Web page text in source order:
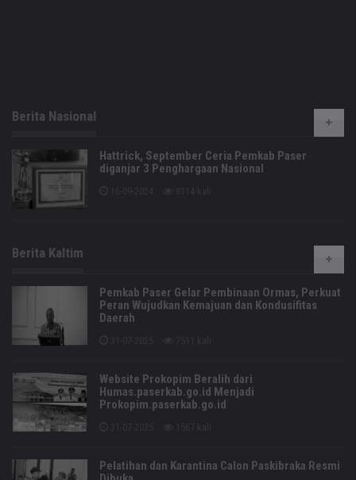
Berita Nasional
Hattrick, September Ceria Pemkab Paser
diganjar 3 Penghargaan Nasional
Berita Kaltim
Pemkab Paser Gelar Pembinaan Ormas, Perkuat
Peran Wujudkan Kemajuan dan Kondusifitas
Daerah
Website Prokopim Beralih dari
Humas.paserkab.go.id Menjadi
Prokopim.paserkab.go.id
Pelatihan dan Karantina Calon Paskibraka Resmi